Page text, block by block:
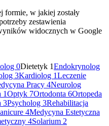
formie, w jakiej zostały
zestawienia
widocznych w Google
0Dietetyk 1Endokrynolog
3Kardiolog 1Leczenie
Pracy 4Neurolog
1Optyk 7Ortodonta 6Ortopeda
3Psycholog 3Rehabilitacja
4Medycyna Estetyczna
4Solarium 2